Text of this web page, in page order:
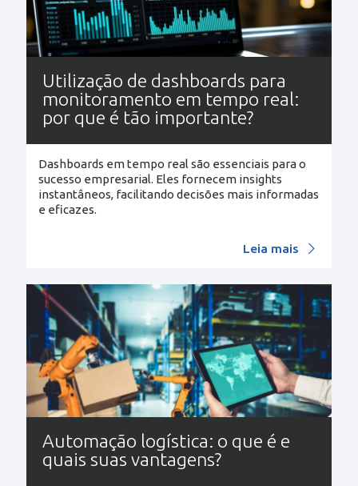
Utilização de dashboards para
monitoramento em tempo real:
por que é tão importante?
Dashboards em tempo real são essenciais para o
sucesso empresarial. Eles fornecem insights
instantâneos, facilitando decisões mais informadas
e eficazes.
Leia mais
Automação logística: o que é e
quais suas vantagens?